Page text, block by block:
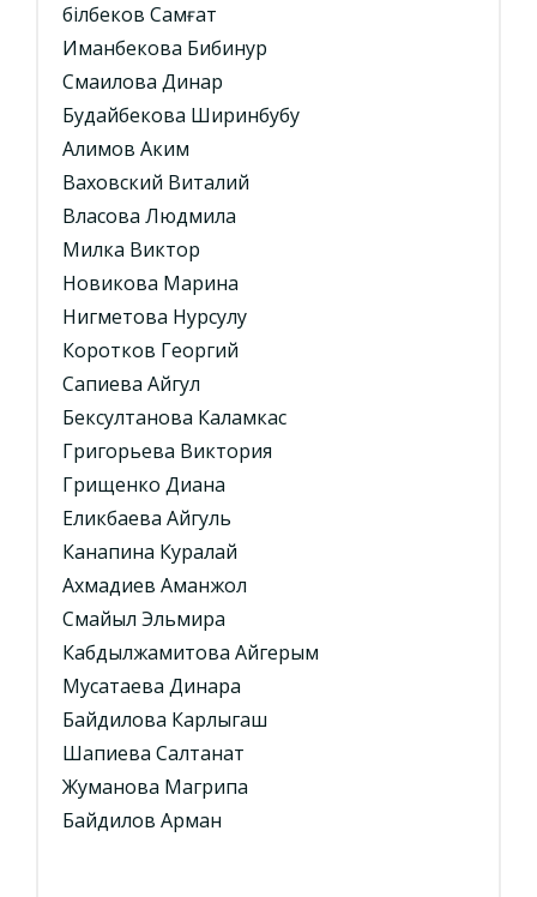
Әбілбеков Самғат
Иманбекова Бибинур
Смаилова Динар
Будайбекова Ширинбубу
Алимов Аким
Ваховский Виталий
Власова Людмила
Милка Виктор
Новикова Марина
Нигметова Нурсулу
Коротков Георгий
Сапиева Айгул
Бексултанова Каламкас
Григорьева Виктория
Грищенко Диана
Еликбаева Айгуль
Канапина Куралай
Ахмадиев Аманжол
Смайыл Эльмира
Кабдылжамитова Айгерым
Мусатаева Динара
Байдилова Карлыгаш
Шапиева Салтанат
Жуманова Магрипа
Байдилов Арман